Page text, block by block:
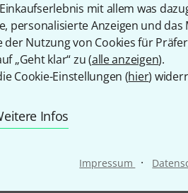
mit allem was
personalisierte Anzeigen und das
der Nutzung von Cookies für
„Geht klar“ zu (alle anzeigen).
Cookie-Einstellungen (hier)
Infos
Impressum ·
Versand ab 29 €
Preise inkl. MwSt.